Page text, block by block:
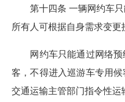
第十四条 一辆网约车只
所有人可根据自身需求变更
网约车只能通过网络预
客，不得进入巡游车专用
交通运输主管部门指令性运